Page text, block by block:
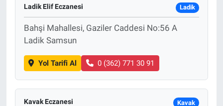
Ladik Elif Eczanesi Ladik
Bahşi Mahallesi, Gaziler Caddesi No:56 A
Ladik Samsun
Yol Tarifi Al 0 (362) 771 30 91
Kavak Eczanesi Kavak